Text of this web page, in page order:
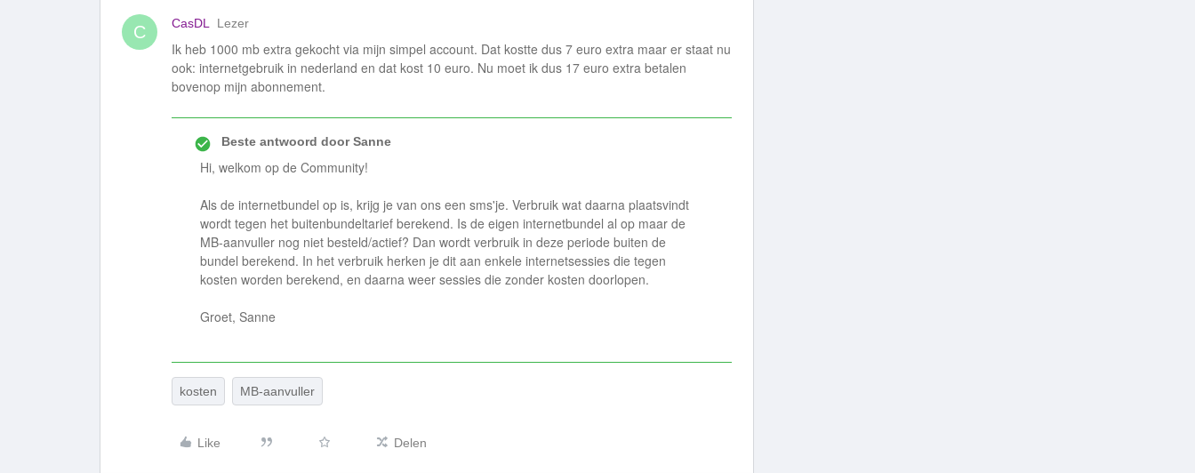
C CasDL Lezer
Ik heb 1000 mb extra gekocht via mijn simpel account. Dat kostte dus 7 euro extra maar er staat nu
ook: internetgebruik in nederland en dat kost 10 euro. Nu moet ik dus 17 euro extra betalen
bovenop mijn abonnement.
Beste antwoord doorSanne
Hi, welkom op de Community!
Als de internetbundel op is, krijg je van ons een sms'je. Verbruik wat daarna plaatsvindt
wordt tegen het buitenbundeltarief berekend. Is de eigen internetbundel al op maar de
MB-aanvuller nog niet besteld/actief? Dan wordt verbruik in deze periode buiten de
bundel berekend. In het verbruik herken je dit aan enkele internetsessies die tegen
kosten worden berekend, en daarna weer sessies die zonder kosten doorlopen.
Groet, Sanne
kosten MB-aanvuller
Like Delen